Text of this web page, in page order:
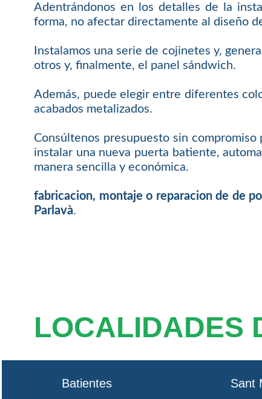
Adentrándonos en los detalles de la
forma, no afectar directamente al diseño
Instalamos una serie de cojinetes y,
otros y, finalmente, el panel sándwich.
Además, puede elegir entre diferentes
acabados metalizados.
Consúltenos presupuesto sin
instalar una nueva puerta batiente,
manera sencilla y económica.
fabricacion, montaje o reparacion de de
Parlavà.
LOCALIDADES
Batientes Sant